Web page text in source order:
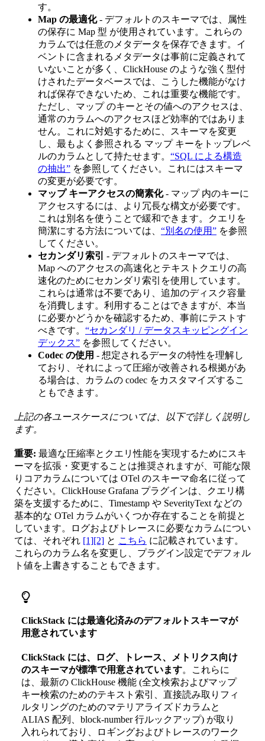
す。
Map の最適化- デフォルトのスキーマでは、属性
の保存に Map 型 が使用されています。これらの
カラムでは任意のメタデータを保存できます。イ
ベントに含まれるメタデータは事前に定義されて
いないことが多く、ClickHouse のような強く型付
けされたデータベースでは、こうした機能がなけ
れば保存できないため、これは重要な機能です。
ただし、マップ のキーとその値へのアクセスは、
通常のカラムへのアクセスほど効率的ではありま
せん。これに対処するために、スキーマを変更
し、最もよく参照される マップ キーをトップレベ
ルのカラムとして持たせます。 “SQL による構造
の抽出” を参照してください。これにはスキーマ
の変更が必要です。
マップ キーアクセスの簡素化- マップ 内のキーに
アクセスするには、より冗長な構文が必要です。
これは別名を使うことで緩和できます。クエリを
簡潔にする方法については、 “別名の使用” を参照
してください。
セカンダリ索引
- デフォルトのスキーマでは、
Map へのアクセスの高速化とテキストクエリの高
速化のためにセカンダリ索引を使用しています。
これらは通常は不要であり、追加のディスク容量
を消費します。利用することはできますが、本当
に必要かどうかを確認するため、事前にテストす
べきです。 “セカンダリ / データスキッピングイン
デックス” を参照してください。
Codec の使用 - 想定されるデータの特性を理解し
ており、それによって圧縮が改善される根拠があ
る場合は、カラムの codec をカスタマイズするこ
ともできます。
上記の各ユースケースについては、以下で詳しく説明し
ます。
重要: 最適な圧縮率とクエリ性能を実現するためにスキ
ーマを拡張・変更することは推奨されますが、可能な限
りコアカラムについては OTel のスキーマ命名に従って
ください。ClickHouse Grafana プラグインは、クエリ構
築を支援するために、Timestamp や SeverityText などの
基本的な OTel カラムがいくつか存在することを前提と
しています。ログおよびトレースに必要なカラムについ
ては、それぞれ [1][2] と こちら に記載されています。
これらのカラム名を変更し、プラグイン設定でデフォル
ト値を上書きすることもできます。
ClickStack には最適化済みのデフォルトスキーマが
用意されています
ClickStack には、ログ、トレース、メトリクス向け
のスキーマが標準で用意されています。これらに
は、最新の ClickHouse 機能 (全文検索およびマップ
キー検索のためのテキスト索引、直接読み取りフィ
ルタリングのためのマテリアライズドカラムと
ALIAS 配列、block-number 行ルックアップ) が取り
入れられており、ロギングおよびトレースのワーク